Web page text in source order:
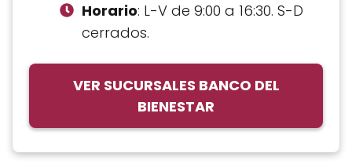
Horario: L-V de 9:00 a 16:30. S-D
cerrados.
VER SUCURSALES BANCO DEL
BIENESTAR